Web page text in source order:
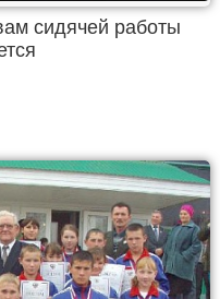
сидячей работы